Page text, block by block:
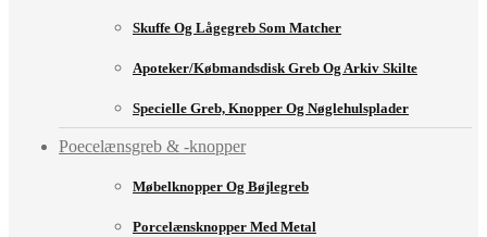
Skuffe Og Lågegreb Som Matcher
Apoteker/købmandsdisk Greb Og Arkiv Skilte
Specielle Greb, Knopper Og Nøglehulsplader
Poecelænsgreb & -knopper
Møbelknopper Og Bøjlegreb
Porcelænsknopper Med Metal